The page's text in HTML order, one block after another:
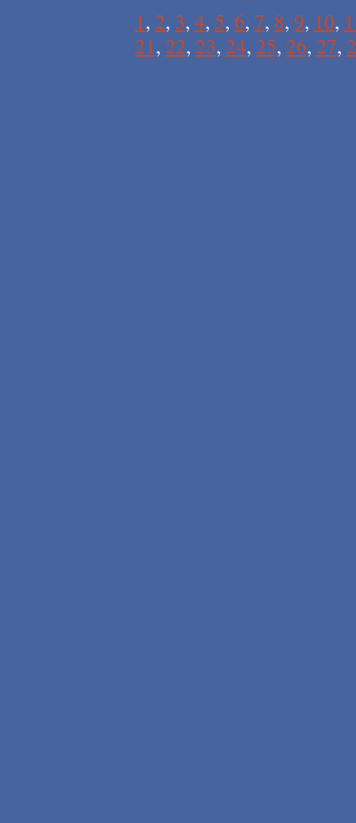
1, 2, 3, 4, 5, 6, 7, 8, 9, 10,
21, 22, 23, 24, 25, 26, 27,